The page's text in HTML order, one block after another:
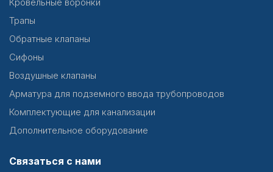
Трапы
Обратные клапаны
Сифоны
Воздушные клапаны
Арматура для подземного ввода трубопроводов
Комплектующие для канализации
Дополнительное оборудование
Связаться с нами